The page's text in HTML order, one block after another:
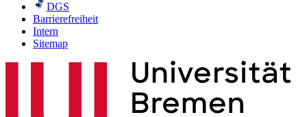
DGS
Barrierefreiheit
Intern
Sitemap